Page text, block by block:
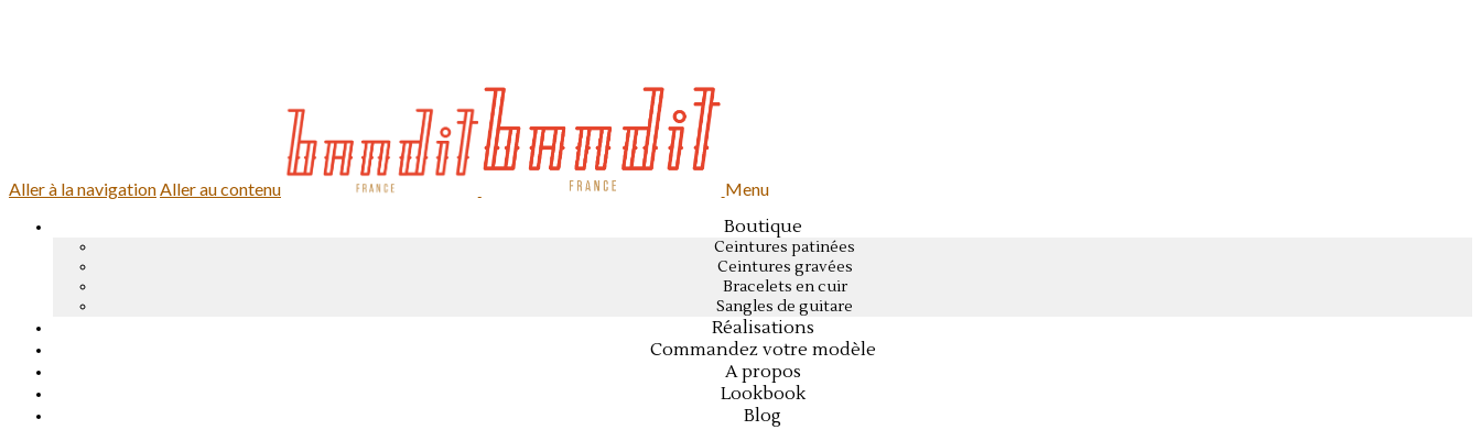
Aller à la navigationAller au contenu Menu
Boutique
Ceintures patinées
Ceintures gravées
Bracelets en cuir
Sangles de guitare
Réalisations
Commandez votre modèle
A propos
Lookbook
Blog